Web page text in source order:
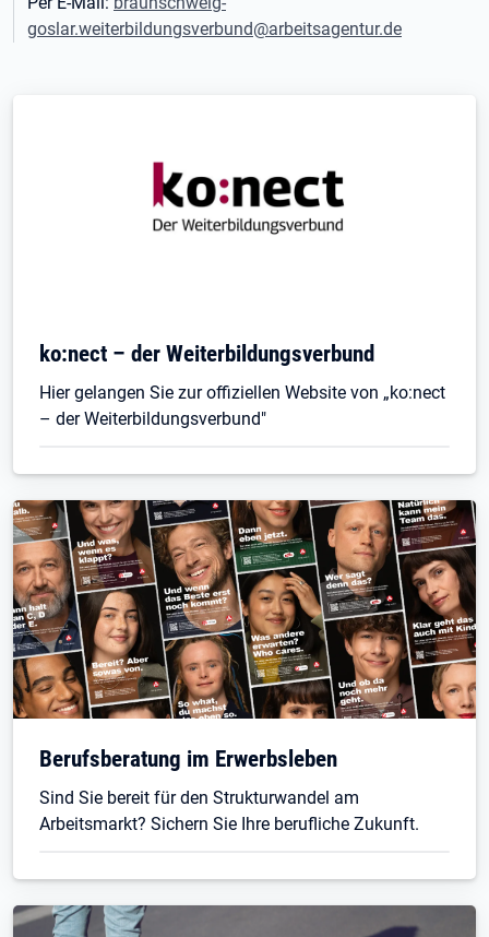
goslar.weiterbildungsverbund@arbeitsagentur.de
ko:nect – der Weiterbildungsverbund
Hier gelangen Sie zur offiziellen Website von „ko:nect
– der Weiterbildungsverbund"
Berufsberatung im Erwerbsleben
Sind Sie bereit für den Strukturwandel am
Arbeitsmarkt? Sichern Sie Ihre berufliche Zukunft.